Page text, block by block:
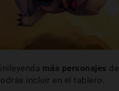
más personajes
incluir en el tablero.